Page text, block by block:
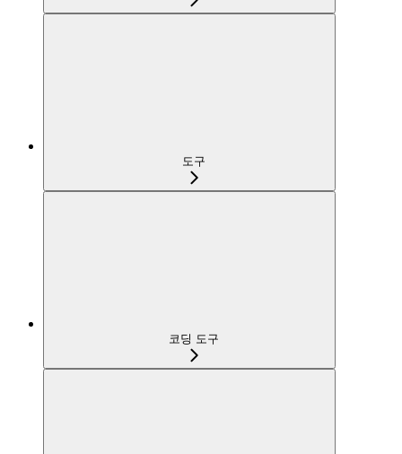
도구
코딩 도구